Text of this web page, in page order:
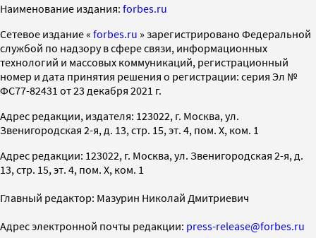
Наименование издания: forbes.ru
Cетевое издание « forbes.ru » зарегистрировано Федеральной
службой по надзору в сфере связи, информационных
технологий и массовых коммуникаций, регистрационный
номер и дата принятия решения о регистрации: серия Эл №
ФС77-82431 от 23 декабря 2021 г.
Адрес редакции, издателя: 123022, г. Москва, ул.
Звенигородская 2-я, д. 13, стр. 15, эт. 4, пом. X, ком. 1
Адрес редакции: 123022, г. Москва, ул. Звенигородская 2-я, д.
13, стр. 15, эт. 4, пом. X, ком. 1
Главный редактор: Мазурин Николай Дмитриевич
Адрес электронной почты редакции: press-release@forbes.ru